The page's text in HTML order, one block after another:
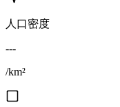
人口密度
---
/km²